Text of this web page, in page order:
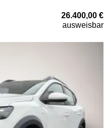
26.400,00 €
ausweisbar